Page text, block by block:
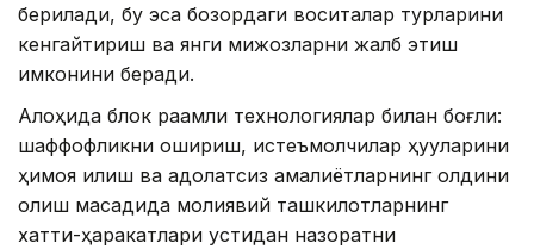
берилади, бу эса бозордаги воситалар турларини
кенгайтириш ва янги мижозларни жалб этиш
имконини беради.
Алоҳида блок рақамли технологиялар билан боғлиқ:
шаффофликни ошириш, истеъмолчилар ҳуқуқларини
ҳимоя қилиш ва адолатсиз амалиётларнинг олдини
олиш мақсадида молиявий ташкилотларнинг
хатти-ҳаракатлари устидан назоратни